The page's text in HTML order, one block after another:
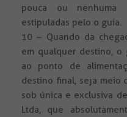
pouca ou nenhuma
estipuladas pelo o guia.
10 – Quando da
em qualquer destino, o
ao ponto de
destino final, seja meio
sob única e exclusiva
Ltda, que